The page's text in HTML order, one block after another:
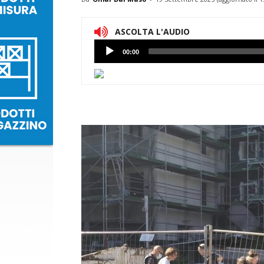
ASCOLTA L'AUDIO
Lettore
Audio
00:00